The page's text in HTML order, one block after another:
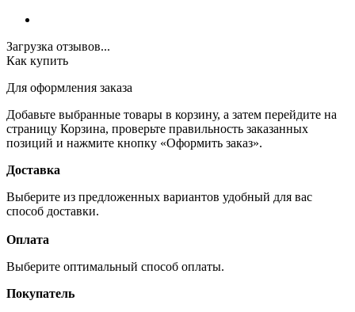
Загрузка отзывов...
Как купить
Для оформления заказа
Добавьте выбранные товары в корзину, а затем перейдите на
страницу Корзина, проверьте правильность заказанных
позиций и нажмите кнопку «Оформить заказ».
Доставка
Выберите из предложенных вариантов удобный для вас
способ доставки.
Оплата
Выберите оптимальный способ оплаты.
Покупатель